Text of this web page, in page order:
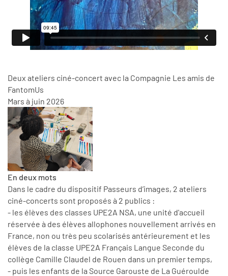
Deux ateliers ciné-concert avec la Compagnie Les amis de
FantomUs
Mars à juin 2026
En deux mots
Dans le cadre du dispositif Passeurs d’images, 2 ateliers
ciné-concerts sont proposés à 2 publics :
- les élèves des classes UPE2A NSA, une unité d'accueil
réservée à des élèves allophones nouvellement arrivés en
France, non ou très peu scolarisés antérieurement et les
élèves de la classe UPE2A Français Langue Seconde du
collège Camille Claudel de Rouen dans un premier temps,
- puis les enfants de la Source Garouste de La Guéroulde